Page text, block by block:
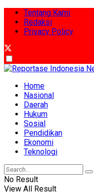
Tentang Kami
Redaksi
Privacy Policy
Home
Nasional
Daerah
Hukum
Sosial
Pendidikan
Ekonomi
Teknologi
No Result
View All Result